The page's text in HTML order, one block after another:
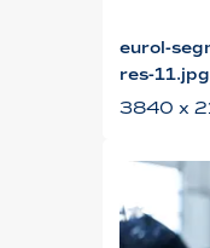
eurol-
res-11.jpg
3840 x